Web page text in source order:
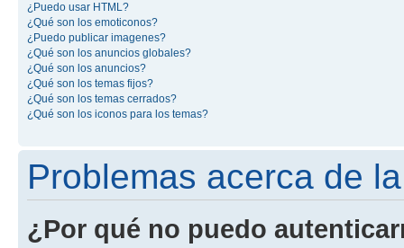
¿Puedo usar HTML?
¿Qué son los emoticonos?
¿Puedo publicar imagenes?
¿Qué son los anuncios globales?
¿Qué son los anuncios?
¿Qué son los temas fijos?
¿Qué son los temas cerrados?
¿Qué son los iconos para los temas?
Problemas acerca de
¿Por qué no puedo